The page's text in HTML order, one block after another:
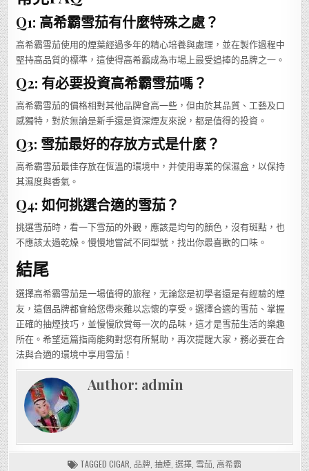
Q1: 高希霸雪茄有什麼特殊之處？
高希霸雪茄使用的煙葉經過多年的精心培養與處理，並在製作過程中
堅持高品質的標準，這使得高希霸成為市場上最受追捧的品牌之一。
Q2: 有必要投資高希霸雪茄嗎？
高希霸雪茄的價格相對其他品牌會高一些，但由於其品質、工藝及口
感獨特，對於無論是新手還是資深煙友來說，都是值得的投資。
Q3: 雪茄最好的存放方式是什麼？
高希霸雪茄最佳存放在恆溫的環境中，并使用專業的保濕盒，以保持
其濕度與香氣。
Q4: 如何挑選合適的雪茄？
挑選雪茄時，看一下雪茄的外觀，應該是均勻的顏色，沒有斑點，也
不應該太過乾燥。慢慢地嘗試不同型號，找出你最喜歡的口味。
結尾
選擇高希霸雪茄是一場值得的旅程，无論您是初學者還是有經驗的煙
友，這個品牌都會給您帶來難以忘懷的享受。選擇合適的雪茄、掌握
正確的抽煙技巧，並慢慢欣賞每一次的品味，這才是雪茄生活的樂趣
所在。希望這篇指南能夠對您有所幫助，再次提醒大家，務必要在合
法與合適的環境中享用雪茄！
Author: admin
TAGGED CIGAR, 品牌, 抽煙, 選擇, 雪茄, 高希霸